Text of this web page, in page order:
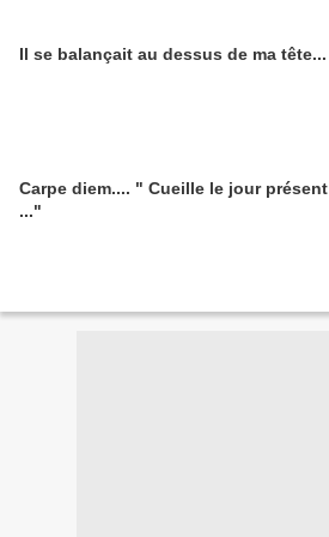
Il se balançait au dessus de ma tête...
Carpe diem.... " Cueille le jour présent
..."